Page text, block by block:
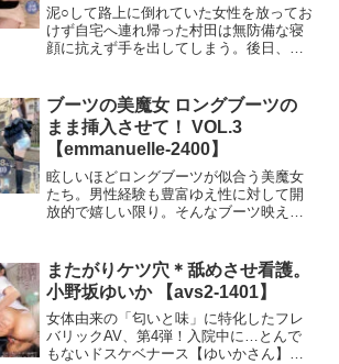
あてがわれた。そんな中、大学の四年生
で成績も優秀な祥子（きみと歩実）が、
留学の資金集めが忙しくレポートの期限
に間に合わず何とかして欲しいと吉永の
泥○して路上に倒れていた女性を放ってお
けず自宅へ連れ帰った村田は無防備な寝
顔に抗えず手を出してしまう。後日、先
「忘れてないわよ」と囁かれ、背筋が凍
る村田。先輩にバレる恐...
ブーツの美魔女 ロングブーツの
まま挿入させて！ VOL.3
【emmanuelle-2400】
眩しいほどロングブーツが似合う美魔女
たち。男性経験も豊富ゆえ性に対して開
放的で嬉しい限り。そんなブーツ映えす
しさと恥ずかしさを同居させながらもう
っとり顔に豹変するのが...
またがりケツ穴＊舐めさせ看護。
小野坂ゆいか 【avs2-1401】
女体由来の「匂いと味」に特化したフレ
バリックAV、第4弾！入院中に…とんで
もないドスケベナース【ゆいかさん】が